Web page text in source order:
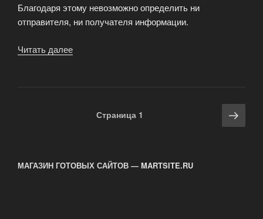
Благодаря этому невозможно определить ни
отправителя, ни получателя информации.
Читать далее
онлайн-Страница 1
МАГАЗИН ГОТОВЫХ САЙТОВ — MARTSITE.RU